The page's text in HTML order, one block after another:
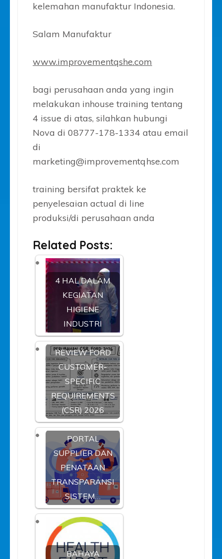
kelemahan manufaktur Indonesia.
Salam Manufaktur
www.improvementqshe.com
bagi perusahaan anda yang ingin
melakukan inhouse training tentang
4 issue di atas, silahkan hubungi
Nova di 08777-178-1334 atau email
di
marketing@improvementqhse.com
training bersifat praktek ke
penyelesaian actual di line
produksi/di perusahaan anda
Related Posts:
4 HAL DALAM
KEGIATAN
HIGIENE
INDUSTRI
REVIEW FORD
CUSTOMER-
SPECIFIC
REQUIREMENTS
(CSR) 2026
PORTAL
SUPPLIER DAN
PENATAAN
TRANSPARANSI
SISTEM…
BAHAYA